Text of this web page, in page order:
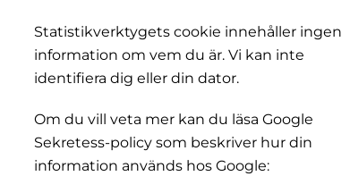
Statistikverktygets cookie innehåller ingen
information om vem du är. Vi kan inte
identifiera dig eller din dator.
Om du vill veta mer kan du läsa Google
Sekretess-policy som beskriver hur din
information används hos Google: